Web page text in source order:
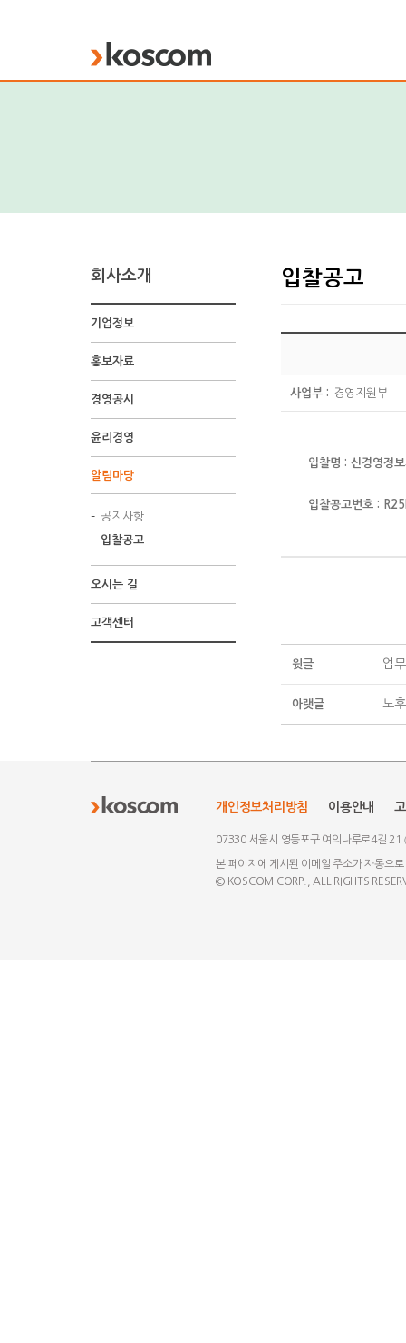
KOSCOM
회사소개
기업정보
홍보자료
경영공시
윤리경영
알림마당
공지사항
입찰공고
오시는 길
고객센터
입찰공고
사업부 : 경영지원부
입찰명 : 신경영정
입찰공고번호 :
윗글 업
아랫글 노
개인정보처리방침 이용안내
07330 서울시 영등포구 여의나루로4길 21
본 페이지에 게시된 이메일 주소가 자동으
© KOSCOM CORP., ALL RIGHTS